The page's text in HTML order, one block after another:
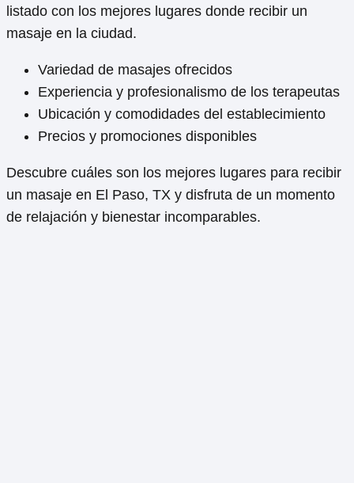
listado con los mejores lugares donde recibir un
masaje en la ciudad.
Variedad de masajes ofrecidos
Experiencia y profesionalismo de los terapeutas
Ubicación y comodidades del establecimiento
Precios y promociones disponibles
Descubre cuáles son los mejores lugares para recibir
un masaje en El Paso, TX y disfruta de un momento
de relajación y bienestar incomparables.